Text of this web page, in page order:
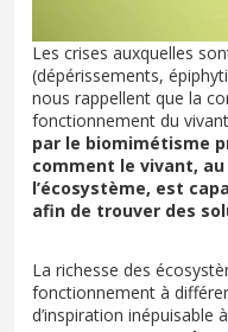
Les crises auxquelles
(dépérissements,
nous rappellent que la
fonctionnement du
par le biomimétisme
comment le vivant, au
l’écosystème, est
afin de trouver des
La richesse des
fonctionnement à
d’inspiration inépuisable